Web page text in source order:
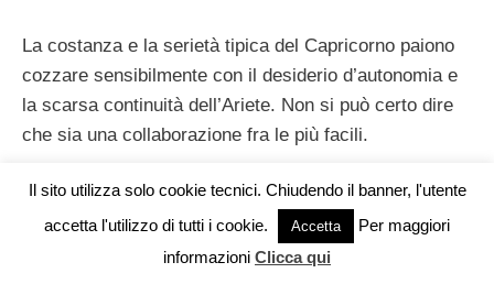
La costanza e la serietà tipica del Capricorno paiono
cozzare sensibilmente con il desiderio d’autonomia e
la scarsa continuità dell’Ariete. Non si può certo dire
che sia una collaborazione fra le più facili.
Capricorno – Toro
Il sito utilizza solo cookie tecnici. Chiudendo il banner, l'utente
accetta l'utilizzo di tutti i cookie.
Accetta
Per maggiori
informazioni Clicca qui
Vuoi pubblicare sul nostro network?